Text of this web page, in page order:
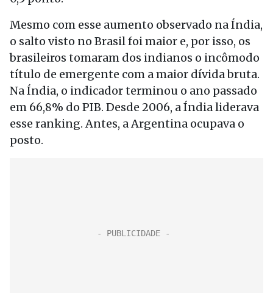
Mesmo com esse aumento observado na Índia,
o salto visto no Brasil foi maior e, por isso, os
brasileiros tomaram dos indianos o incômodo
título de emergente com a maior dívida bruta.
Na Índia, o indicador terminou o ano passado
em 66,8% do PIB. Desde 2006, a Índia liderava
esse ranking. Antes, a Argentina ocupava o
posto.